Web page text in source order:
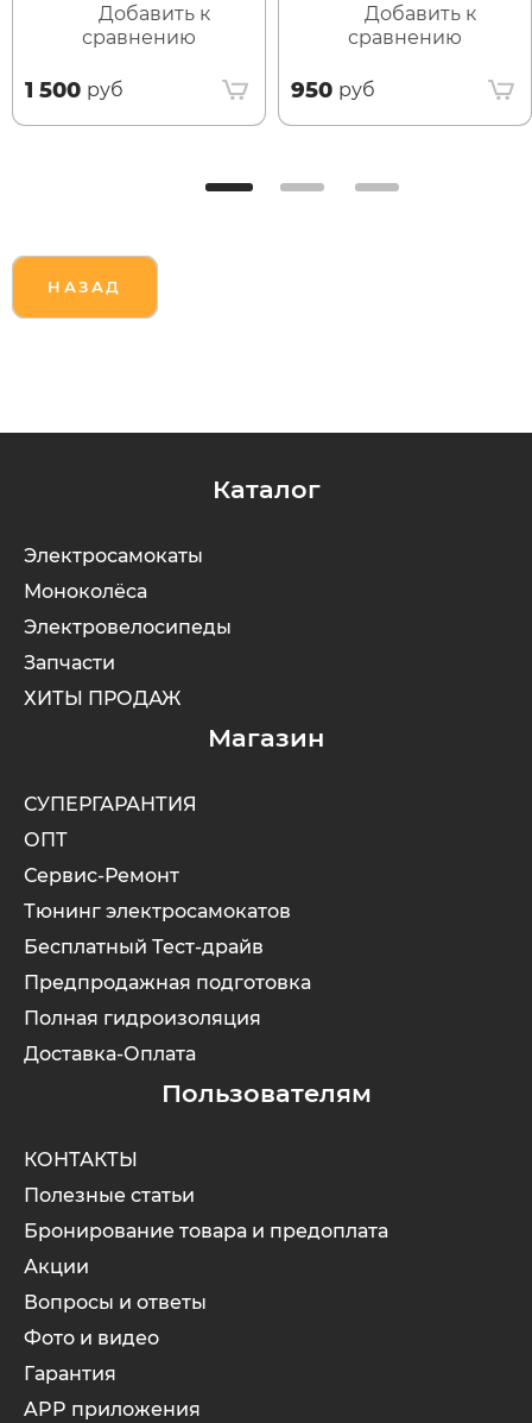
Добавить к
сравнению
1 500 руб
Добавить к
сравнению
950 руб
НАЗАД
Каталог
Электросамокаты
Моноколёса
Электровелосипеды
Запчасти
ХИТЫ ПРОДАЖ
Магазин
СУПЕРГАРАНТИЯ
ОПТ
Сервис-Ремонт
Тюнинг электросамокатов
Бесплатный Тест-драйв
Предпродажная подготовка
Полная гидроизоляция
Доставка-Оплата
Пользователям
КОНТАКТЫ
Полезные статьи
Бронирование товара и предоплата
Акции
Вопросы и ответы
Фото и видео
Гарантия
APP приложения